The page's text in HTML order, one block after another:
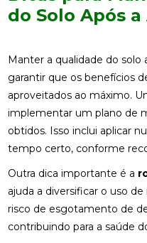
do Solo Após
Manter a qualidade do solo
garantir que os benefícios
aproveitados ao máximo.
implementar um plano de
obtidos. Isso inclui aplicar
tempo certo, conforme
Outra dica importante é a
ajuda a diversificar o uso
risco de esgotamento de
contribuindo para a saúde